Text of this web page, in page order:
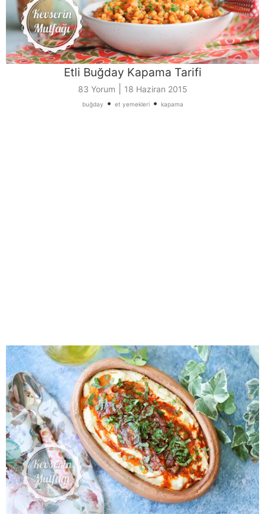
Etli Buğday Kapama Tarifi
83 Yorum 18 Haziran 2015
buğday • et yemekleri• kapama